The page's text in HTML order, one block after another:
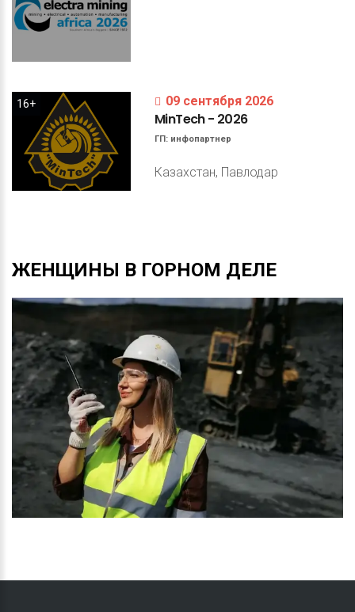
16+ 09 сентября 2026
MinTech- 2026
ГП: инфопартнер
Казахстан, Павлодар
ЖЕНЩИНЫ В ГОРНОМ ДЕЛЕ